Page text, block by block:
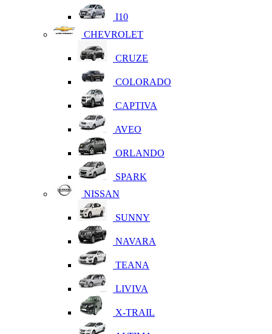
I10
CHEVROLET
CRUZE
COLORADO
CAPTIVA
AVEO
ORLANDO
SPARK
NISSAN
SUNNY
NAVARA
TEANA
LIVIVA
X-TRAIL